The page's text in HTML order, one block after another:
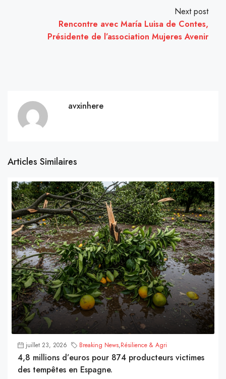
Next post
Rencontre avec María Luisa de Contes,
Présidente de l’association Mujeres Avenir
avxinhere
Articles Similaires
juillet 23, 2026 Breaking News,Résilience & Agri
4,8 millions d’euros pour 874 producteurs victimes
des tempêtes en Espagne.